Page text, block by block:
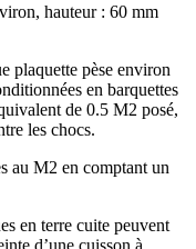
hauteur : 60 mm
plaquette pèse environ
en barquettes
de 0.5 M2 posé,
les chocs.
au M2 en comptant un
en terre cuite peuvent
d’une cuisson à